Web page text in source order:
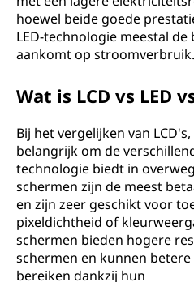
hoewel beide goede
LED-technologie meestal
aankomt op stroomverbruik.
Wat is LCD vs LED
Bij het vergelijken van
belangrijk om de
technologie biedt in
schermen zijn de meest
en zijn zeer geschikt voor
pixeldichtheid of
schermen bieden hogere
schermen en kunnen
bereiken dankzij hun